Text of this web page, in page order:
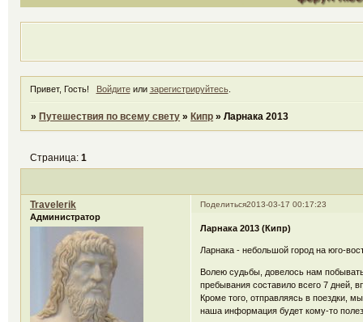
Привет, Гость! Войдитеили зарегистрируйтесь.
»Путешествия по всему свету »Кипр »Ларнака 2013
Страница:1
Поделиться2013-03-17 00:17:23
Travelerik
Администратор
Ларнака 2013 (Кипр)
Ларнака - небольшой город на юго-
Волею судьбы, довелось нам
пребывания составило всего 7 дней,
Кроме того, отправляясь в поездки,
наша информация будет кому-то